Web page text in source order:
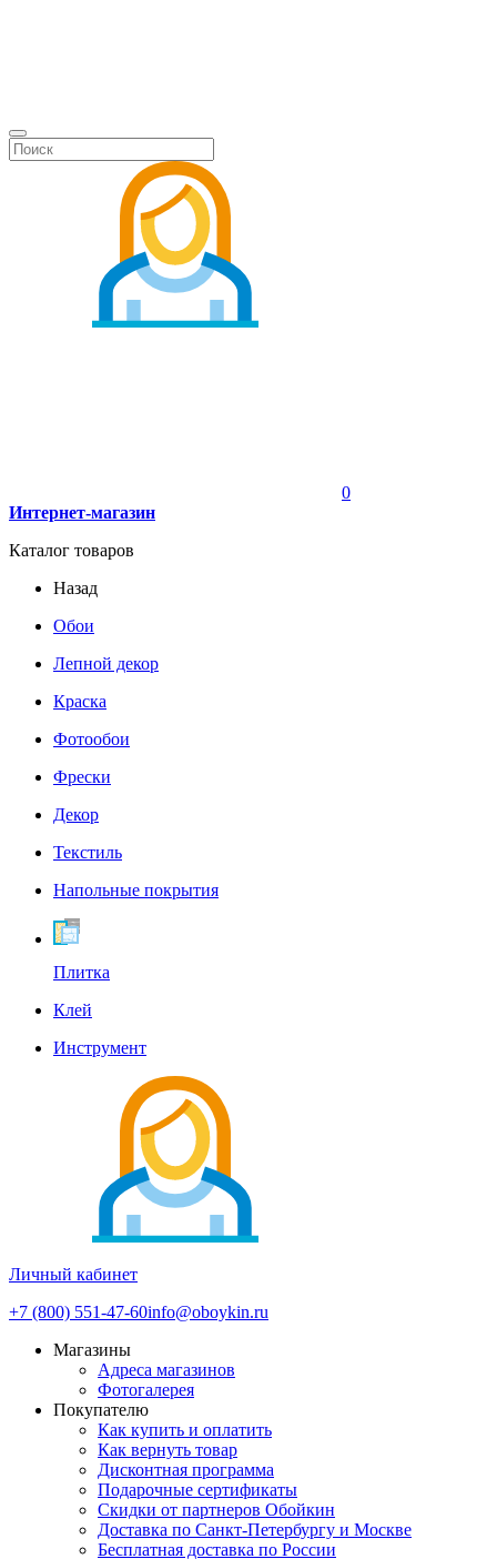
0
Интернет-магазин
Каталог товаров
Назад
Обои
Лепной декор
Краска
Фотообои
Фрески
Декор
Текстиль
Напольные покрытия
Плитка
Клей
Инструмент
Личный кабинет
+7 (800) 551-47-60info@oboykin.ru
Магазины
Адреса магазинов
Фотогалерея
Покупателю
Как купить и оплатить
Как вернуть товар
Дисконтная программа
Подарочные сертификаты
Скидки от партнеров Обойкин
Доставка по Санкт-Петербургу и Москве
Бесплатная доставка по России